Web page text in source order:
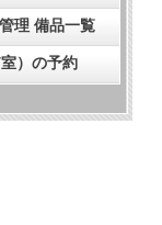
理 備品一覧
）の予約